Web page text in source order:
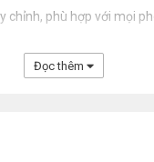
chỉnh, phù hợp với mọi
Đọc thêm